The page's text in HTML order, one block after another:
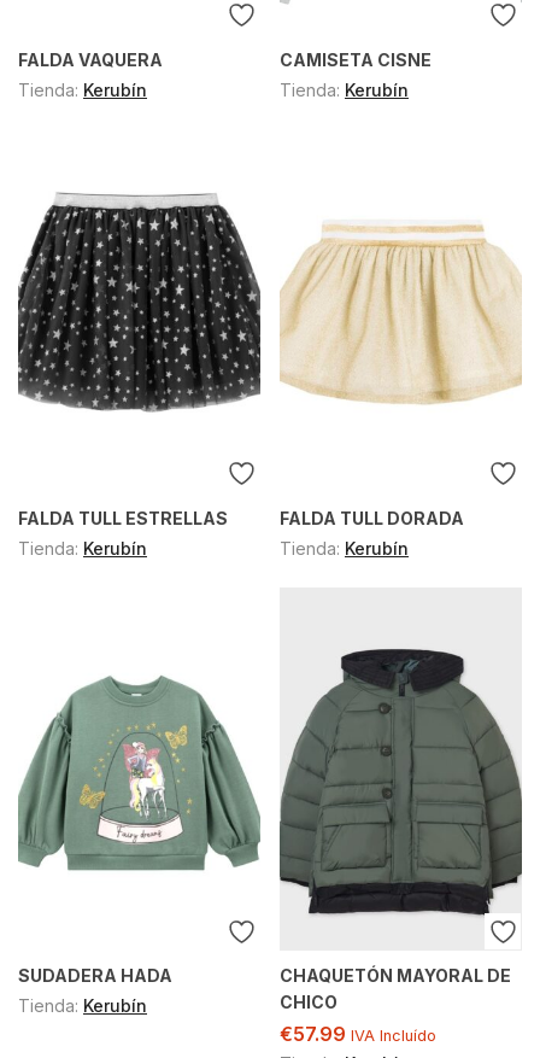
FALDA VAQUERA
Tienda: Kerubín
CAMISETA CISNE
Tienda: Kerubín
FALDA TULL ESTRELLAS
Tienda: Kerubín
FALDA TULL DORADA
Tienda: Kerubín
SUDADERA HADA
Tienda: Kerubín
CHAQUETÓN MAYORAL DE
CHICO
€57.99 IVA Incluído